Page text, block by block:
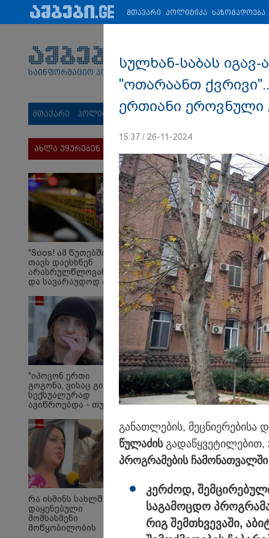
პარტნიორები: ახალი ამბები ეკონომიკა ვიდეო
საინფორმაციო პორტალი
მთავარი პოლიტიკა საზოგადოება სამართალი
"ჩემი შეფასებით,
ეხება, მისი
ვფიქრობ, რომ ეს
ენერგოკრიზისში
ახლა უყურებენ
"Soos! ამ წუთებში
თავს დაესხნენ
არასრულწლოვანების
და სავარაუდოდ არა
არასრულწლოვანების
ჯგუფი" - რა
ინფორმაციას
ავრცელებს
ადვოკატი?
"იპოვონ ერთი
გოგონა, ვისაც გიგა
სექსუალურად
ავიწროებდა - თუ
ლარს
ოფიციალურად,
სახალხოდ გადავცემ"
- ეკა კუპატაძე
განცხადებას
ავრცელებს
რა ისმინს სახლში
დაყენებული
მომსასმენი
მოწყობილობის
მთავარი პოლიტიკა საზოგადოება
სულხან-საბას
"ოთარაანთ
ერთიანი ეროვნული
15:37 / 26-11-2024
გა­ნათ­ლე­ბის, მეც­ნი­ე­რე­ბი­სა
წუ­ლა­ძისგა­და­წყვე­ტი­ლე­ბით,
პროგ­რა­მე­ბის
კერ­ძოდ,
სა­გა­მოც­დო
რიგ შემ­თხვე­ვა­ში,